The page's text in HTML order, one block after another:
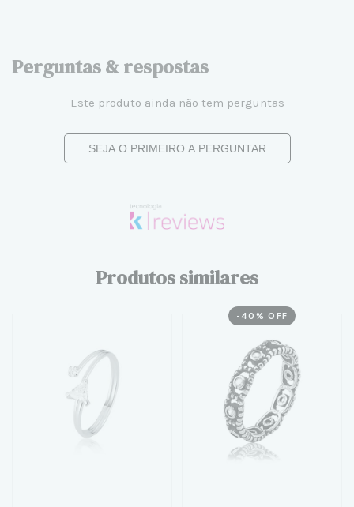
Perguntas & respostas
Este produto ainda não tem perguntas
SEJA O PRIMEIRO A PERGUNTAR
Produtos similares
-40 % OFF